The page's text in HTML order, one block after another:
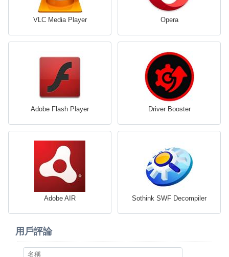
VLC Media Player Opera
Adobe Flash Player Driver Booster
Adobe AIR Sothink SWF Decompiler
用戶評論